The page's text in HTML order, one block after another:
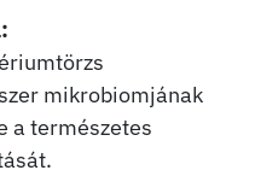
mikrobiomjának
a természetes